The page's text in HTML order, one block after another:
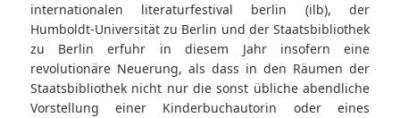
internationalen literaturfestival berlin (ilb), der
Humboldt-Universität zu Berlin und der Staatsbibliothek
zu Berlin erfuhr in diesem Jahr insofern eine
revolutionäre Neuerung, als dass in den Räumen der
Staatsbibliothek nicht nur die sonst übliche abendliche
Vorstellung einer Kinderbuchautorin oder eines